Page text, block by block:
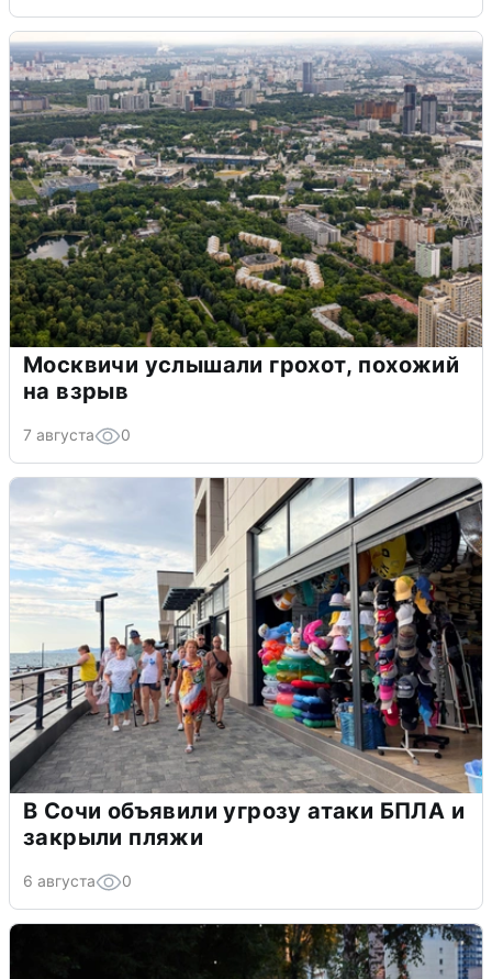
Москвичи услышали грохот, похожий
на взрыв
7 августа 0
В Сочи объявили угрозу атаки БПЛА и
закрыли пляжи
6 августа 0